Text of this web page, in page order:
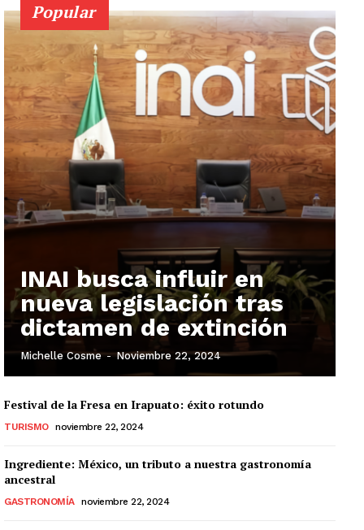
Popular
INAI busca influir en
nueva legislación tras
dictamen de extinción
Michelle Cosme - Noviembre 22, 2024
Festival de la Fresa en Irapuato: éxito rotundo
TURISMO noviembre 22, 2024
Ingrediente: México, un tributo a nuestra gastronomía
ancestral
GASTRONOMÍA noviembre 22, 2024